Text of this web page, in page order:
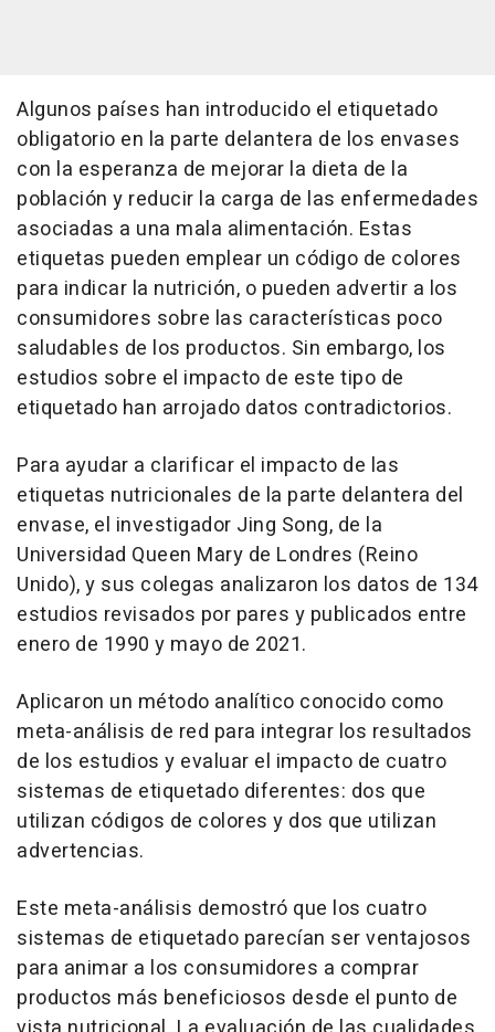
Algunos países han introducido el etiquetado
obligatorio en la parte delantera de los envases
con la esperanza de mejorar la dieta de la
población y reducir la carga de las enfermedades
asociadas a una mala alimentación. Estas
etiquetas pueden emplear un código de colores
para indicar la nutrición, o pueden advertir a los
consumidores sobre las características poco
saludables de los productos. Sin embargo, los
estudios sobre el impacto de este tipo de
etiquetado han arrojado datos contradictorios.
Para ayudar a clarificar el impacto de las
etiquetas nutricionales de la parte delantera del
envase, el investigador Jing Song, de la
Universidad Queen Mary de Londres (Reino
Unido), y sus colegas analizaron los datos de 134
estudios revisados por pares y publicados entre
enero de 1990 y mayo de 2021.
Aplicaron un método analítico conocido como
meta-análisis de red para integrar los resultados
de los estudios y evaluar el impacto de cuatro
sistemas de etiquetado diferentes: dos que
utilizan códigos de colores y dos que utilizan
advertencias.
Este meta-análisis demostró que los cuatro
sistemas de etiquetado parecían ser ventajosos
para animar a los consumidores a comprar
productos más beneficiosos desde el punto de